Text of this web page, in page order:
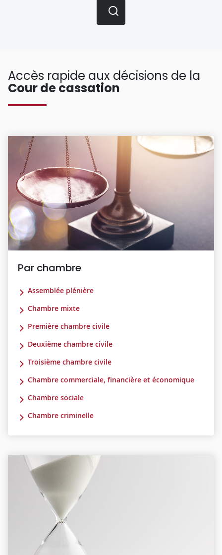
Accès rapide aux décisions de la
Cour de cassation
Par chambre
Assemblée plénière
Chambre mixte
Première chambre civile
Deuxième chambre civile
Troisième chambre civile
Chambre commerciale, financière et économique
Chambre sociale
Chambre criminelle